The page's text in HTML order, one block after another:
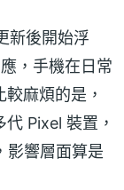
新後開始浮
，手機在日常
麻煩的是，
Pixel 裝置，
影響層面算是